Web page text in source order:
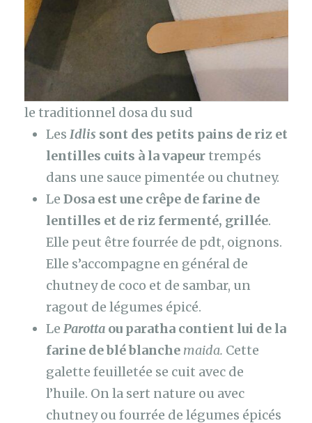
le traditionnel dosa du sud
Les Idlis sont des petits pains de riz et
lentilles cuits à la vapeurtrempés
dans une sauce pimentée ou chutney.
Le Dosa est une crêpe de farine de
lentilles et de riz fermenté, grillée.
Elle peut être fourrée de pdt, oignons.
Elle s’accompagne en général de
chutney de coco et de sambar, un
ragout de légumes épicé.
Le Parottaou paratha contient lui de la
farine de blé blanche maida. Cette
galette feuilletée se cuit avec de
l’huile. On la sert nature ou avec
chutney ou fourrée de légumes épicés